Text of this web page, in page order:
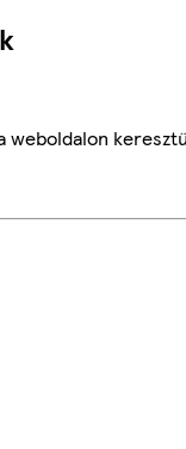
weboldalon